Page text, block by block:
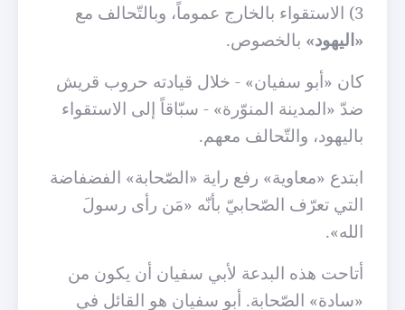
3) الاستقواء بالخارج عموماً، وبالتّحالف مع
«اليهود» بالخصوص.
كان «أبو سفيان» - خلال قيادته حروب قريش
ضدّ «المدينة المنوّرة» - سبّاقاً إلى الاستقواء
باليهود، والتّحالف معهم.
ابتدع «معاوية» رفع راية «الصّحابة» الفضفاضة
التي تعرّف الصّحابيّ بأنّه «مَن رأى رسولَ
الله».
أتاحت هذه البدعة لأبي سفيان أن يكون من
«سادة» الصّحابة. أبو سفيان هو القائل في